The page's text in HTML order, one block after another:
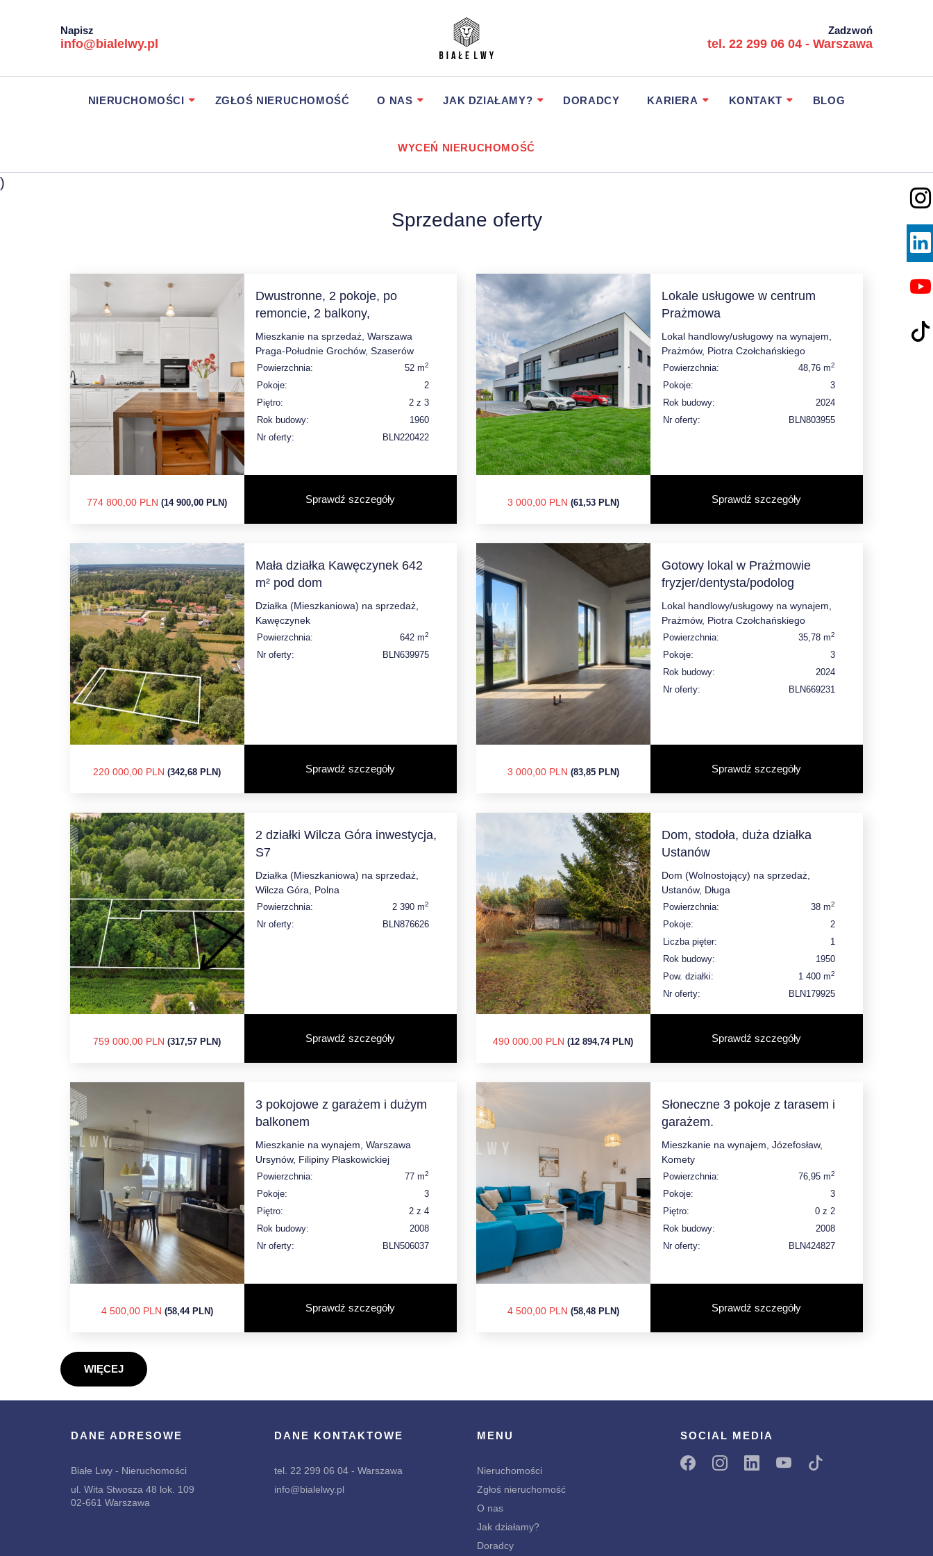
Napisz
info@bialelwy.pl
Zadzwoń
tel. 22 299 06 04 - Warszawa
NIERUCHOMOŚCI ZGŁOŚ NIERUCHOMOŚĆ O NAS JAK DZIAŁAMY? DORADCY KARIERA KONTAKT BLOG
WYCEŃ NIERUCHOMOŚĆ
)
Sprzedane oferty
Dwustronne, 2 pokoje, po
remoncie, 2 balkony,
Mieszkanie na sprzedaż, Warszawa
Praga-Południe Grochów, Szaserów
774 800,00 PLN(14 900,00 PLN)
Powierzchnia: 52 m2
Pokoje:
2
Piętro:
2 z 3
Rok budowy:
1960
Nr oferty:
BLN220422
Sprawdź szczegóły
Lokale usługowe w centrum
Prażmowa
Lokal handlowy/usługowy na wynajem,
Prażmów, Piotra Czołchańskiego
3 000,00 PLN (61,53 PLN)
Powierzchnia: 48,76 m2
Pokoje:
3
Rok budowy:
2024
Nr oferty:
BLN803955
Sprawdź szczegóły
Mała działka Kawęczynek 642
m² pod dom
Działka (Mieszkaniowa) na sprzedaż,
Kawęczynek
220 000,00 PLN(342,68 PLN)
Powierzchnia: 642 m2
Nr oferty: BLN639975
Sprawdź szczegóły
Gotowy lokal w Prażmowie
fryzjer/dentysta/podolog
Lokal handlowy/usługowy na wynajem,
Prażmów, Piotra Czołchańskiego
3 000,00 PLN (83,85 PLN)
Powierzchnia: 35,78 m2
Pokoje:
3
Rok budowy:
2024
Nr oferty:
BLN669231
Sprawdź szczegóły
2 działki Wilcza Góra inwestycja,
S7
Działka (Mieszkaniowa) na sprzedaż,
Wilcza Góra, Polna
759 000,00 PLN(317,57 PLN)
Powierzchnia: 2 390 m2
Nr oferty: BLN876626
Sprawdź szczegóły
Dom, stodoła, duża działka
Ustanów
Dom (Wolnostojący) na sprzedaż,
Ustanów, Długa
490 000,00 PLN(12 894,74 PLN)
Powierzchnia: 38 m2
Pokoje:
2
Liczba pięter:
1
Rok budowy:
1950
Pow. działki:
1 400 m2
Nr oferty: BLN179925
Sprawdź szczegóły
3 pokojowe z garażem i dużym
balkonem
Mieszkanie na wynajem, Warszawa
Ursynów, Filipiny Płaskowickiej
4 500,00 PLN (58,44 PLN)
Powierzchnia: 77 m2
Pokoje:
3
Piętro:
2 z 4
Rok budowy:
2008
Nr oferty:
BLN506037
Sprawdź szczegóły
Słoneczne 3 pokoje z tarasem i
garażem.
Mieszkanie na wynajem, Józefosław,
Komety
4 500,00 PLN (58,48 PLN)
Powierzchnia: 76,95 m2
Pokoje:
3
Piętro:
0 z 2
Rok budowy:
2008
Nr oferty:
BLN424827
Sprawdź szczegóły
WIĘCEJ
DANE ADRESOWE
Białe Lwy - Nieruchomości
ul. Wita Stwosza 48 lok. 109
02-661 Warszawa
DANE KONTAKTOWE
tel. 22 299 06 04 - Warszawa
info@bialelwy.pl
MENU
Nieruchomości
Zgłoś nieruchomość
O nas
Jak działamy?
Doradcy
SOCIAL MEDIA